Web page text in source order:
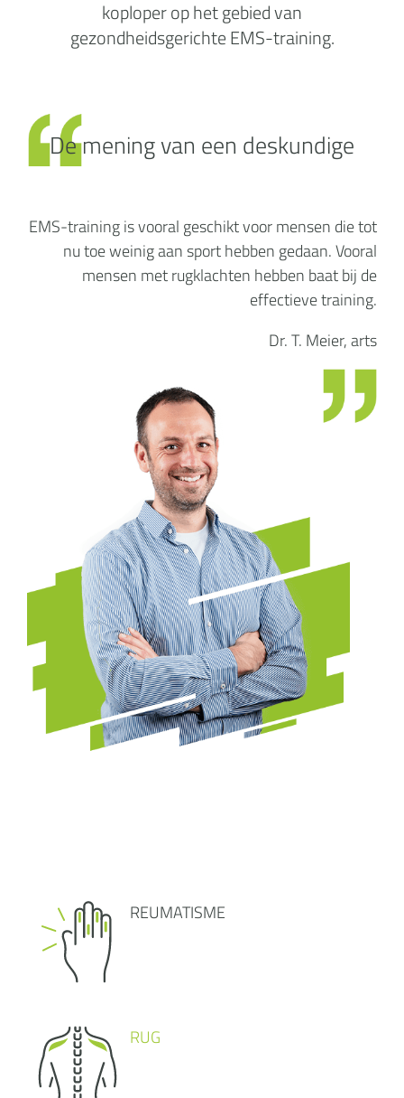
koploper op het gebied van
gezondheidsgerichte EMS-training.
EMS-training is vooral geschikt voor mensen die tot
nu toe weinig aan sport hebben gedaan. Vooral
mensen met rugklachten hebben baat bij de
effectieve training.
Dr. T. Meier, arts
De mening van een deskundige
REUMATISME
RUG